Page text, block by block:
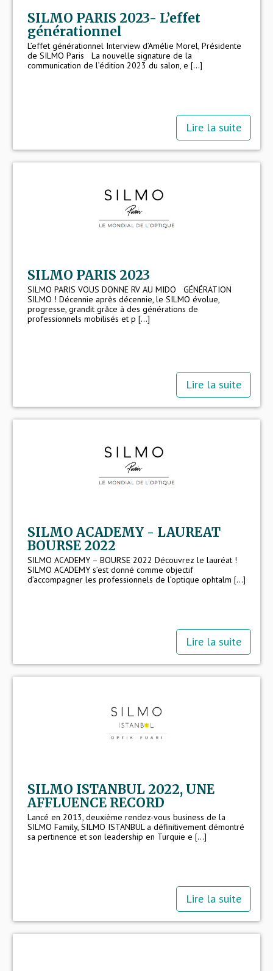
SILMO PARIS 2023- L’effet
générationnel
L’effet générationnel Interview d’Amélie Morel, Présidente
de SILMO Paris La nouvelle signature de la
communication de l’édition 2023 du salon, e [...]
Lire la suite
SILMO PARIS 2023
SILMO PARIS VOUS DONNE RV AU MIDO GÉNÉRATION
SILMO ! Décennie après décennie, le SILMO évolue,
progresse, grandit grâce à des générations de
professionnels mobilisés et p [...]
Lire la suite
SILMO ACADEMY - LAUREAT
BOURSE 2022
SILMO ACADEMY – BOURSE 2022 Découvrez le lauréat !
SILMO ACADEMY s’est donné comme objectif
d’accompagner les professionnels de l’optique ophtalm [...]
Lire la suite
SILMO ISTANBUL 2022, UNE
AFFLUENCE RECORD
Lancé en 2013, deuxième rendez-vous business de la
SILMO Family, SILMO ISTANBUL a définitivement démontré
sa pertinence et son leadership en Turquie e [...]
Lire la suite